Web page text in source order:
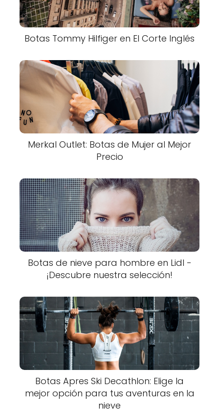
Botas Tommy Hilfiger en El Corte Inglés
Merkal Outlet: Botas de Mujer al Mejor
Precio
Botas de nieve para hombre en Lidl -
¡Descubre nuestra selección!
Botas Apres Ski Decathlon: Elige la
mejor opción para tus aventuras en la
nieve